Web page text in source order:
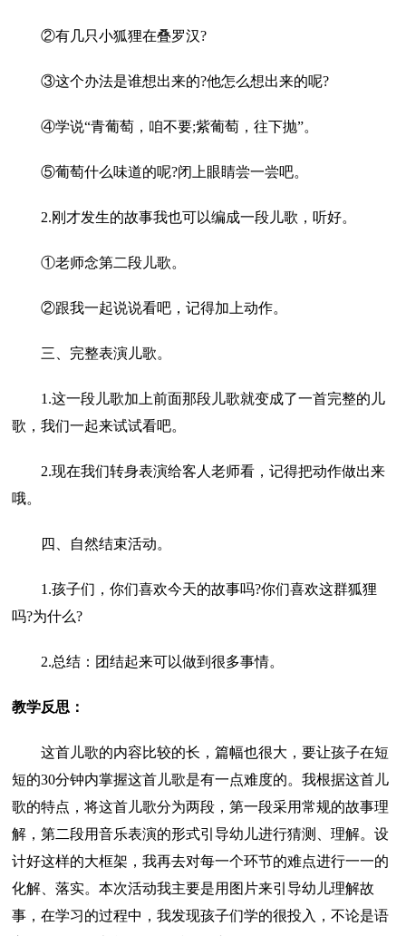
②有几只小狐狸在叠罗汉?
③这个办法是谁想出来的?他怎么想出来的呢?
④学说“青葡萄，咱不要;紫葡萄，往下抛”。
⑤葡萄什么味道的呢?闭上眼睛尝一尝吧。
2.刚才发生的故事我也可以编成一段儿歌，听好。
①老师念第二段儿歌。
②跟我一起说说看吧，记得加上动作。
三、完整表演儿歌。
1.这一段儿歌加上前面那段儿歌就变成了一首完整的儿
歌，我们一起来试试看吧。
2.现在我们转身表演给客人老师看，记得把动作做出来
哦。
四、自然结束活动。
1.孩子们，你们喜欢今天的故事吗?你们喜欢这群狐狸
吗?为什么?
2.总结：团结起来可以做到很多事情。
教学反思：
这首儿歌的内容比较的长，篇幅也很大，要让孩子在短
短的30分钟内掌握这首儿歌是有一点难度的。我根据这首儿
歌的特点，将这首儿歌分为两段，第一段采用常规的故事理
解，第二段用音乐表演的形式引导幼儿进行猜测、理解。设
计好这样的大框架，我再去对每一个环节的难点进行一一的
化解、落实。本次活动我主要是用图片来引导幼儿理解故
事，在学习的过程中，我发现孩子们学的很投入，不论是语